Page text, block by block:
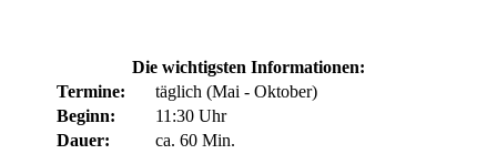
Die wichtigsten Informationen:
Termine:
täglich (Mai - Oktober)
Beginn:
11:30 Uhr
Dauer:
ca. 60 Min.